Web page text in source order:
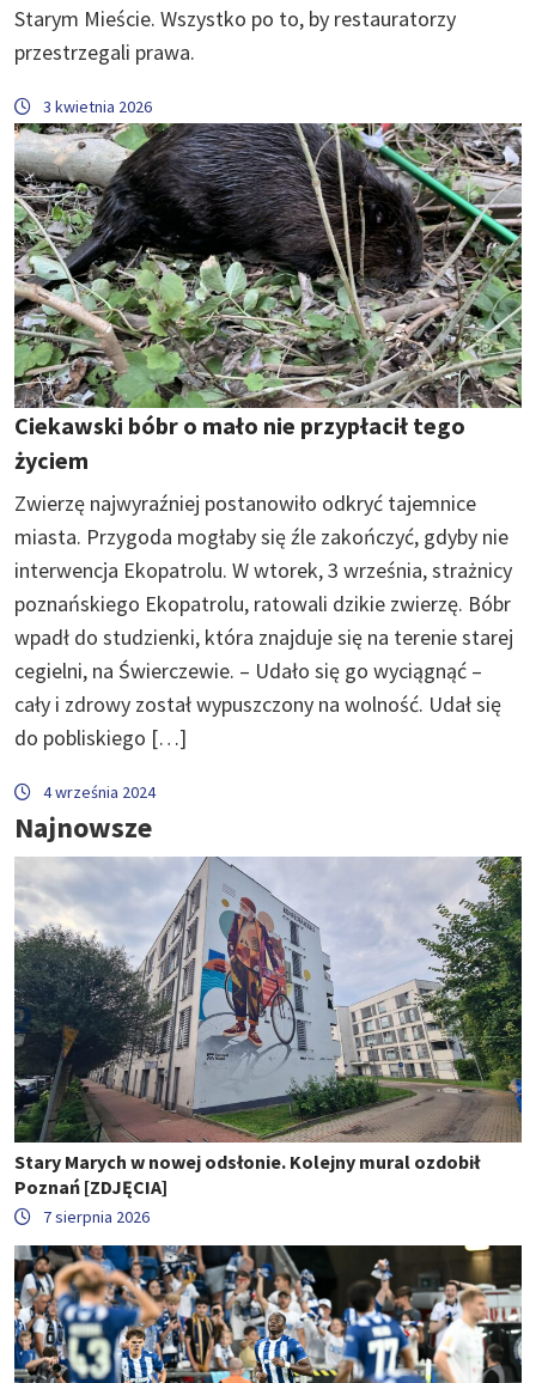
Starym Mieście. Wszystko po to, by restauratorzy
przestrzegali prawa.
3 kwietnia 2026
Ciekawski bóbr o mało nie przypłacił tego
życiem
Zwierzę najwyraźniej postanowiło odkryć tajemnice
miasta. Przygoda mogłaby się źle zakończyć, gdyby nie
interwencja Ekopatrolu. W wtorek, 3 września, strażnicy
poznańskiego Ekopatrolu, ratowali dzikie zwierzę. Bóbr
wpadł do studzienki, która znajduje się na terenie starej
cegielni, na Świerczewie. – Udało się go wyciągnąć –
cały i zdrowy został wypuszczony na wolność. Udał się
do pobliskiego […]
4 września 2024
Najnowsze
Stary Marych w nowej odsłonie. Kolejny mural ozdobił
Poznań [ZDJĘCIA]
7 sierpnia 2026